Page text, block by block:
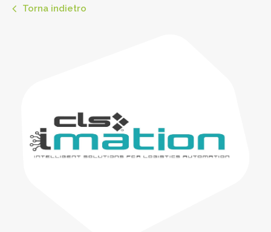
Torna indietro